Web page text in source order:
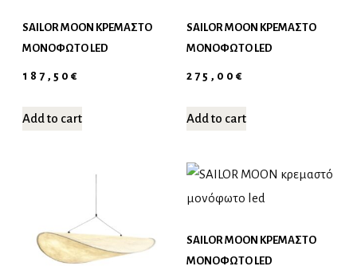
SAILOR MOON ΚΡΕΜΑΣΤΌ
ΜΟΝΌΦΩΤΟ LED
187,50€
Add to cart
SAILOR MOON ΚΡΕΜΑΣΤΌ
ΜΟΝΌΦΩΤΟ LED
275,00€
Add to cart
SAILOR MOON ΚΡΕΜΑΣΤΌ
ΜΟΝΌΦΩΤΟ LED